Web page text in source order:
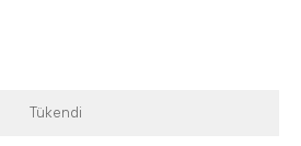
Tükendi